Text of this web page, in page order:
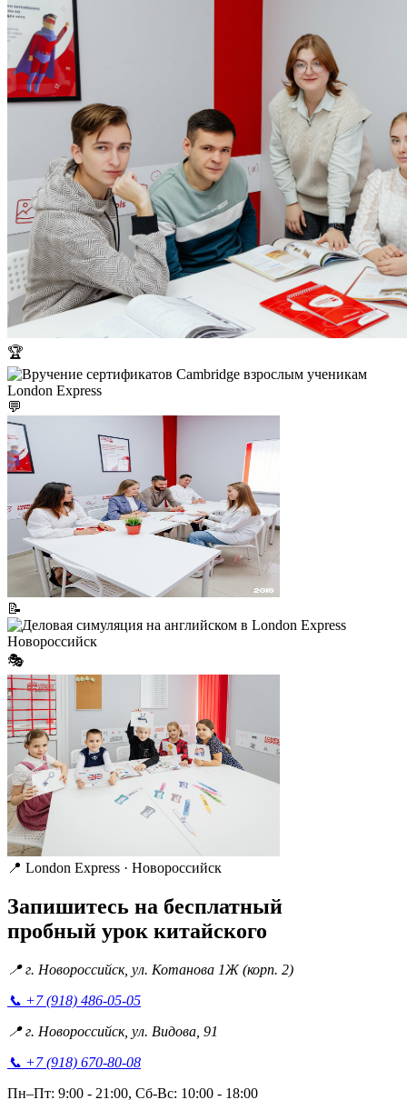
🏆
💬
📝
🎭
📍 London Express · Новороссийск
Запишитесь на бесплатный
пробный урок китайского
📍г. Новороссийск, ул. Котанова 1Ж (корп. 2)
📞 +7 (918) 486-05-05
📍г. Новороссийск, ул. Видова, 91
📞 +7 (918) 670-80-08
Пн–Пт: 9:00 - 21:00, Сб-Вс: 10:00 - 18:00